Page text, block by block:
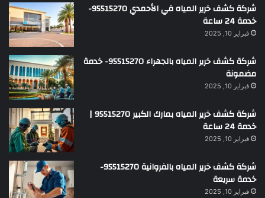
شركة كشف خرير المياه في الأحمدي 95515270-
خدمة 24 ساعة
فبراير 10, 2025
شركة كشف خرير المياه بالجهراء 95515270- خدمة
مضمونة
فبراير 10, 2025
شركة كشف خرير المياه بمارك الكبير 95515270 |
خدمة 24 ساعة
فبراير 10, 2025
شركة كشف خرير المياه بالفروانية 95515270-
خدمة سريعة
فبراير 10, 2025